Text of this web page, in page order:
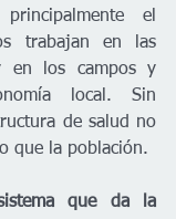
el
trabajan en las
en los campos y
local. Sin
de salud no
que la población.
que da la